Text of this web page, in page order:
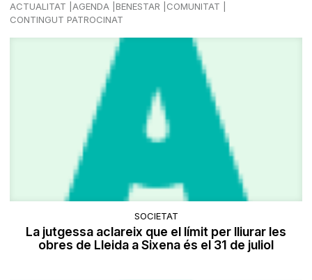
ACTUALITAT AGENDA BENESTAR
COMUNITAT
CONTINGUT PATROCINAT
SOCIETAT
La jutgessa aclareix que el límit per lliurar les
obres de Lleida a Sixena és el 31 de juliol